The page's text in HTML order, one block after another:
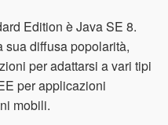
Edition è Java SE 8.
sua diffusa popolarità,
per adattarsi a vari tipi
per applicazioni
mobili.